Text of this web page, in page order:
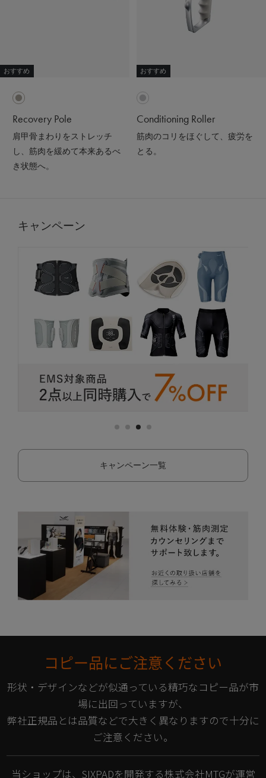
おすすめ
Recovery Pole
肩甲骨まわりをストレッチ
し、筋肉を緩めて本来あるべ
き状態へ。
おすすめ
Conditioning Roller
筋肉のコリをほぐして、疲労を
とる。
キャンペーン
キャンペーン一覧
コピー品にご注意ください
形状・デザインなどが似通っている精巧なコピー品が市
場に出回っていますが、
弊社正規品とは品質などで大きく異なりますので十分に
ご注意ください。
当ショップは、SIXPADを開発する株式会社MTGが運営